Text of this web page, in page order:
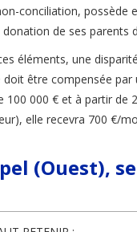
conciliation, possède
de ses parents
éléments, une
être compensée par
100 000 € et à partir de
elle recevra 700 €/
(Ouest),